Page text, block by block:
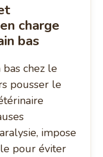
charge
bas
bas chez le
pousser le
impose
pour éviter